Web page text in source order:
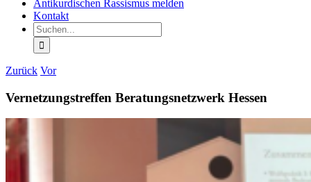
Antikurdischen Rassismus melden
Kontakt
Suche
nach:
Zurück Vor
Vernetzungstreffen Beratungsnetzwerk Hessen